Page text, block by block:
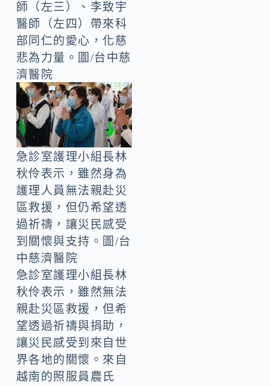
師（左三）、李致宇
醫師（左四）帶來科
部同仁的愛心，化慈
悲為力量。圖/台中慈
濟醫院
急診室護理小組長林
秋伶表示，雖然身為
護理人員無法親赴災
區救援，但仍希望透
過祈禱，讓災民感受
到關懷與支持。圖/台
中慈濟醫院
急診室護理小組長林
秋伶表示，雖然無法
親赴災區救援，但希
望透過祈禱與捐助，
讓災民感受到來自世
界各地的關懷。來自
越南的照服員農氏